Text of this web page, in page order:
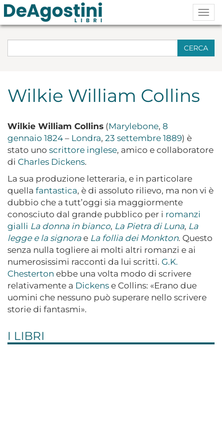
CERCA
Wilkie William Collins
Wilkie William Collins (Marylebone, 8
gennaio 1824 – Londra, 23 settembre 1889) è
stato uno scrittore inglese, amico e collaboratore
di Charles Dickens.
La sua produzione letteraria, e in particolare
quella fantastica, è di assoluto rilievo, ma non vi è
dubbio che a tutt’oggi sia maggiormente
conosciuto dal grande pubblico per i romanzi
gialli La donna in bianco, La Pietra di Luna, La
legge e la signora e La follia dei Monkton. Questo
senza nulla togliere ai molti altri romanzi e ai
numerosissimi racconti da lui scritti. G.K.
Chesterton ebbe una volta modo di scrivere
relativamente a Dickens e Collins: «Erano due
uomini che nessuno può superare nello scrivere
storie di fantasmi».
I LIBRI